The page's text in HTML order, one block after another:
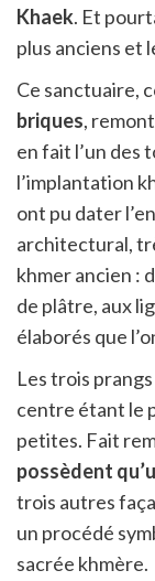
Khaek. Et
plus anciens et
Ce sanctuaire,
briques,
en fait l’un des
l’implantation
ont pu dater
architectural,
khmer ancien :
de plâtre, aux
élaborés que
Les trois
centre étant le
petites. Fait
possèdent
trois autres
un procédé
sacrée khmère.